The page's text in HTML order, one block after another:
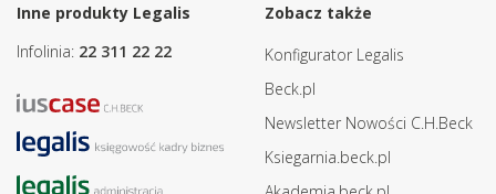
Inne produkty Legalis
Infolinia: 22 311 22 22
Zobacz także
Konfigurator Legalis
Beck.pl
Newsletter Nowości C.H.Beck
Ksiegarnia.beck.pl